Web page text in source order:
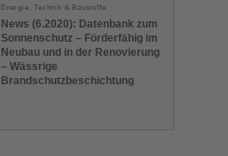
Energie, Technik & Baustoffe
News (6.2020): Datenbank zum
Sonnenschutz – Förderfähig im
Neubau und in der Renovierung
– Wässrige
Brandschutzbeschichtung